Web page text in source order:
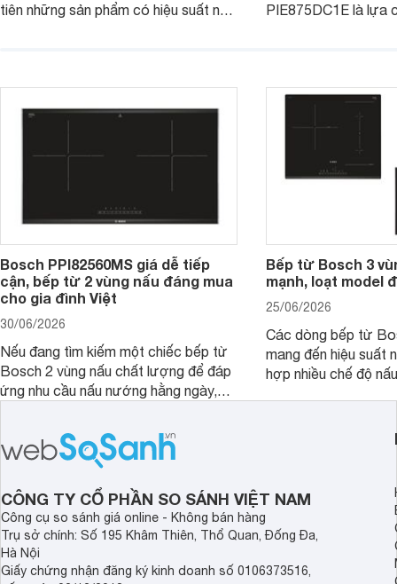
tiên những sản phẩm có hiệu suất nấu
mẫu bếp đáp ứng tốt các tiêu chí này.
PIE875DC1E là lựa
Bosch PPI82560MS giá dễ tiếp
cận, bếp từ 2 vùng nấu đáng mua
cho gia đình Việt
30/06/2026
Nếu đang tìm kiếm một chiếc bếp từ
Bosch 2 vùng nấu chất lượng để đáp
ứng nhu cầu nấu nướng hằng ngày,
Bếp từ Bosch 3
mạnh, loạt model
25/06/2026
Các dòng bếp từ
mang đến hiệu suất
hợp nhiều chế độ
vùng nấu đáng mua
CÔNG TY CỔ PHẦN SO SÁNH VIỆT NAM
Công cụ so sánh giá online - Không bán hàng
Trụ sở chính: Số 195 Khâm Thiên, Thổ Quan, Đống Đa,
Hà Nội
Giấy chứng nhận đăng ký kinh doanh số 0106373516,